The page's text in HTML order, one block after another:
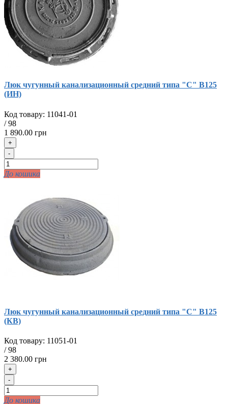
Люк чугунный канализационный средний типа "С" В125
(ИН)
Код товару: 11041-01
/98
1 890.00 грн
+
-
До кошика
Люк чугунный канализационный средний типа "С" В125
(КВ)
Код товару: 11051-01
/98
2 380.00 грн
+
-
До кошика